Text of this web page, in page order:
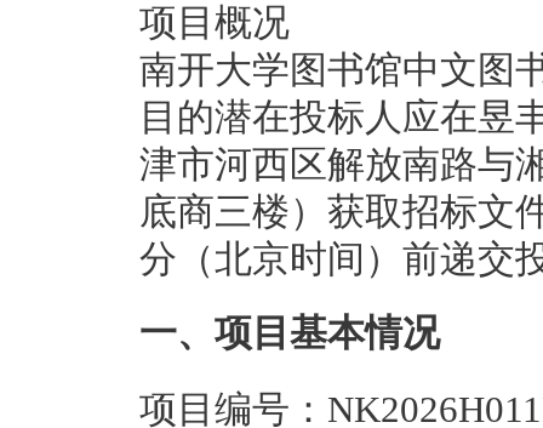
项目概况
南开大学图书馆中文图
目的潜在投标人应在昱
津市河西区解放南路与
底商三楼）获取招标文
分（北京时间）前递交
一、项目基本情况
项目编号：